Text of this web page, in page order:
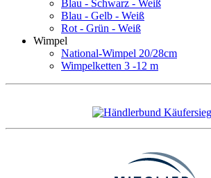
Blau - Schwarz - Weiß
Blau - Gelb - Weiß
Rot - Grün - Weiß
Wimpel
National-Wimpel 20/28cm
Wimpelketten 3 -12 m